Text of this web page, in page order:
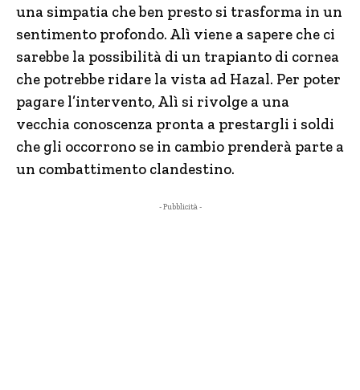
una simpatia che ben presto si trasforma in un
sentimento profondo. Alì viene a sapere che ci
sarebbe la possibilità di un trapianto di cornea
che potrebbe ridare la vista ad Hazal. Per poter
pagare l’intervento, Alì si rivolge a una
vecchia conoscenza pronta a prestargli i soldi
che gli occorrono se in cambio prenderà parte a
un combattimento clandestino.
- Pubblicità -